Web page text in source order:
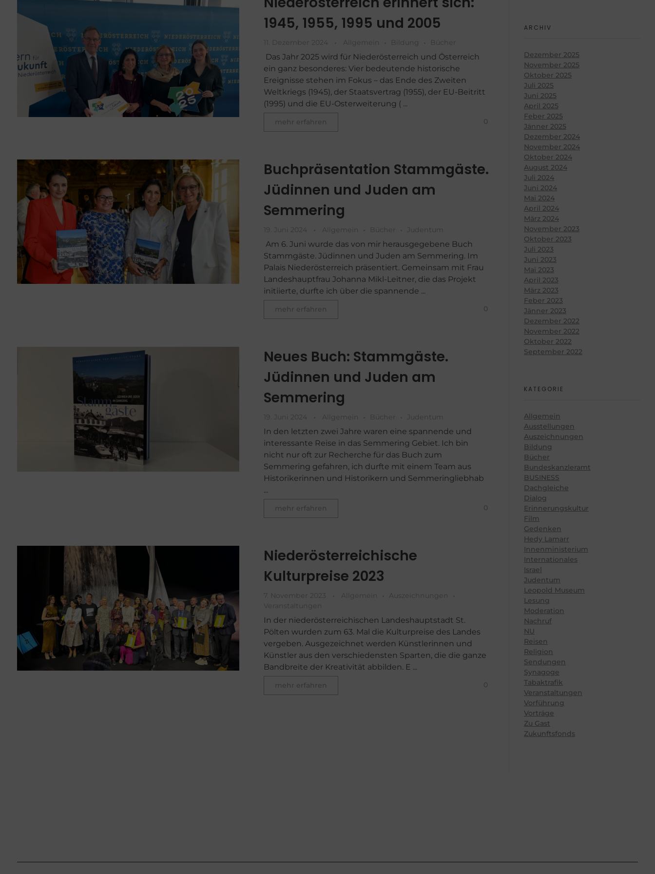
1945, 1955, 1995 und 2005
11. Dezember 2024 Allgemein Bildung Bücher
Das Jahr 2025 wird für Niederösterreich und Österreich
ein ganz besonderes: Vier bedeutende historische
Ereignisse stehen im Fokus – das Ende des Zweiten
Weltkriegs (1945), der Staatsvertrag (1955), der EU-Beitritt
(1995) und die EU-Osterweiterung ( ...
mehr erfahren 0
Buchpräsentation Stammgäste.
Jüdinnen und Juden am
Semmering
19. Juni 2024 Allgemein Bücher Judentum
Am 6. Juni wurde das von mir herausgegebene Buch
Stammgäste. Jüdinnen und Juden am Semmering. Im
Palais Niederösterreich präsentiert. Gemeinsam mit Frau
Landeshauptfrau Johanna Mikl-Leitner, die das Projekt
initiierte, durfte ich über die spannende ...
mehr erfahren 0
Neues Buch: Stammgäste.
Jüdinnen und Juden am
Semmering
19. Juni 2024 Allgemein Bücher Judentum
In den letzten zwei Jahre waren eine spannende und
interessante Reise in das Semmering Gebiet. Ich bin
nicht nur oft zur Recherche für das Buch zum
Semmering gefahren, ich durfte mit einem Team aus
Historikerinnen und Historikern und Semmeringliebhab
...
mehr erfahren 0
Niederösterreichische
Kulturpreise 2023
7. November 2023 Allgemein
Auszeichnungen
Veranstaltungen
In der niederösterreichischen Landeshauptstadt St.
Pölten wurden zum 63. Mal die Kulturpreise des Landes
vergeben. Ausgezeichnet werden Künstlerinnen und
Künstler aus den verschiedensten Sparten, die die ganze
Bandbreite der Kreativität abbilden. E ...
mehr erfahren 0
ARCHIV
Dezember 2025
November 2025
Oktober 2025
Juli 2025
Juni 2025
April 2025
Feber 2025
Jänner 2025
Dezember 2024
November 2024
Oktober 2024
August 2024
Juli 2024
Juni 2024
Mai 2024
April 2024
März 2024
November 2023
Oktober 2023
Juli 2023
Juni 2023
Mai 2023
April 2023
März 2023
Feber 2023
Jänner 2023
Dezember 2022
November 2022
Oktober 2022
September 2022
KATEGORIE
Allgemein
Ausstellungen
Auszeichnungen
Bildung
Bücher
Bundeskanzleramt
BUSINESS
Dachgleiche
Dialog
Erinnerungskultur
Film
Gedenken
Hedy Lamarr
Innenministerium
Internationales
Israel
Judentum
Leopold Museum
Lesung
Moderation
Nachruf
NU
Reisen
Religion
Sendungen
Synagoge
Tabaktrafik
Veranstaltungen
Vorführung
Vorträge
Zu Gast
Zukunftsfonds